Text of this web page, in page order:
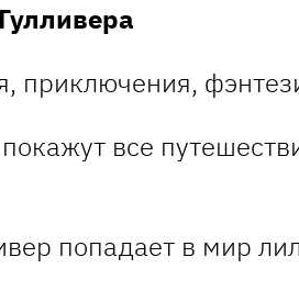
приключения,
попадает в мир